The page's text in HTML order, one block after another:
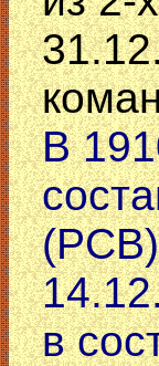
В
(РСВ)
в